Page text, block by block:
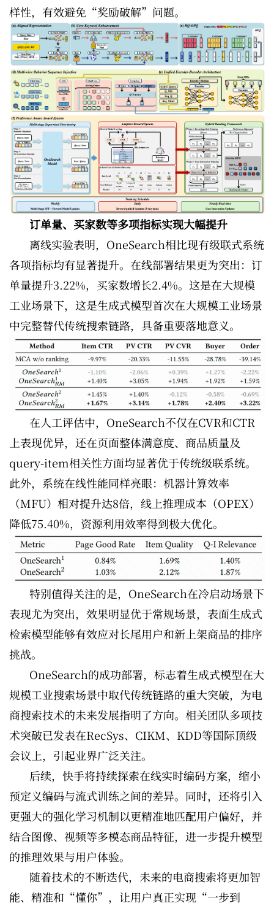
样性，有效避免“奖励破解”问题。
订单量、买家数等多项指标实现大幅提升
离线实验表明，OneSearch相比现有级联式系统
各项指标均有显著提升。在线部署结果更为突出：订
单量提升3.22%，买家数增长2.4%。这是在大规模
工业场景下，这是生成式模型首次在大规模工业场景
中完整替代传统搜索链路，具备重要落地意义。
在人工评估中，OneSearch不仅在CVR和CTR
上表现优异，还在页面整体满意度、商品质量及
query-item相关性方面均显著优于传统级联系统。
此外，系统在线性能同样亮眼：机器计算效率
（MFU）相对提升达8倍，线上推理成本（OPEX）
降低75.40%，资源利用效率得到极大优化。
特别值得关注的是，OneSearch在冷启动场景下
表现尤为突出，效果明显优于常规场景，表面生成式
检索模型能够有效应对长尾用户和新上架商品的排序
挑战。
OneSearch的成功部署，标志着生成式模型在大
规模工业搜索场景中取代传统链路的重大突破，为电
商搜索技术的未来发展指明了方向。相关团队多项技
术突破已发表在RecSys、CIKM、KDD等国际顶级
会议上，引起业界广泛关注。
后续，快手将持续探索在线实时编码方案，缩小
预定义编码与流式训练之间的差异。同时，还将引入
更强大的强化学习机制以更精准地匹配用户偏好，并
结合图像、视频等多模态商品特征，进一步提升模型
的推理效果与用户体验。
随着技术的不断迭代，未来的电商搜索将更加智
能、精准和“懂你”，让用户真正实现“一步到